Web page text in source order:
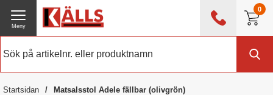
0
0476 - 214 80
Meny
Startsidan Matsalsstol Adele fällbar (olivgrön)